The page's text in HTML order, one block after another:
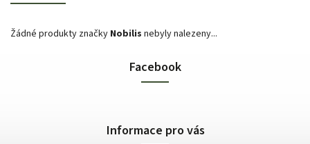
Žádné produkty značky Nobilis nebyly nalezeny...
Facebook
Informace pro vás